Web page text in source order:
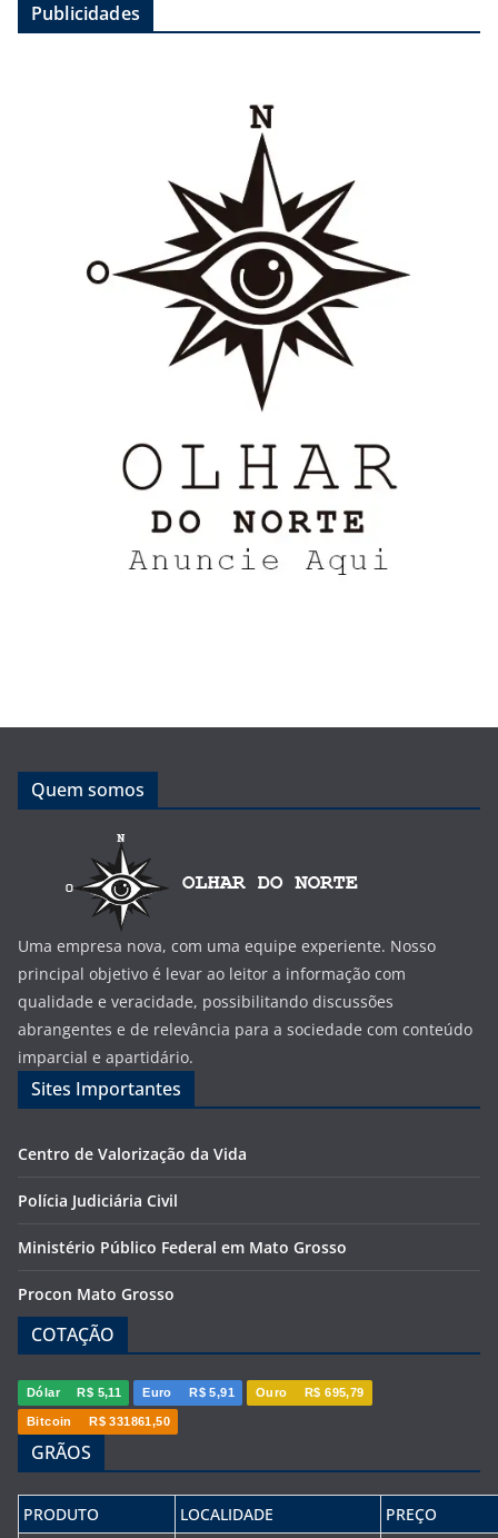
Publicidades
Quem somos
Uma empresa nova, com uma equipe experiente. Nosso
principal objetivo é levar ao leitor a informação com
qualidade e veracidade, possibilitando discussões
abrangentes e de relevância para a sociedade com conteúdo
imparcial e apartidário.
Sites Importantes
Centro de Valorização da Vida
Polícia Judiciária Civil
Ministério Público Federal em Mato Grosso
Procon Mato Grosso
COTAÇÃO
Dólar R$ 5,11 Euro R$ 5,91 Ouro R$ 695,79
Bitcoin R$ 331861,50
GRÃOS
PRODUTO LOCALIDADE
PREÇO